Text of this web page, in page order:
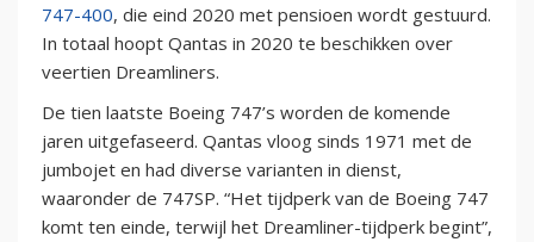
747-400, die eind 2020 met pensioen wordt gestuurd.
In totaal hoopt Qantas in 2020 te beschikken over
veertien Dreamliners.
De tien laatste Boeing 747’s worden de komende
jaren uitgefaseerd. Qantas vloog sinds 1971 met de
jumbojet en had diverse varianten in dienst,
waaronder de 747SP. “Het tijdperk van de Boeing 747
komt ten einde, terwijl het Dreamliner-tijdperk begint”,